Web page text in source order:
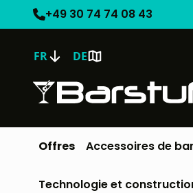
+49 30 74 74 08 43
FR DE
Offres Accessoires de bar
Technologie et